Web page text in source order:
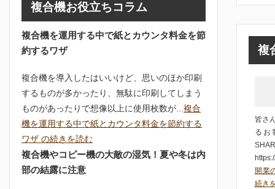
複合機お役立ちコラム
複合機を運用する中で紙とカウンタ料金を節
約するワザ
複合機を導入したはいいけど、思いのほか印刷
するものが多かったり、無駄に印刷してしまう
ものがあったりで想像以上に使用枚数が... 複合
機を運用する中で紙とカウンタ料金を節約する
ワザ の続きを読む
複合機やコピー機の大敵の湿気！夏や冬は内
部の結露に注意
複
皆さ
るお
開業
続き